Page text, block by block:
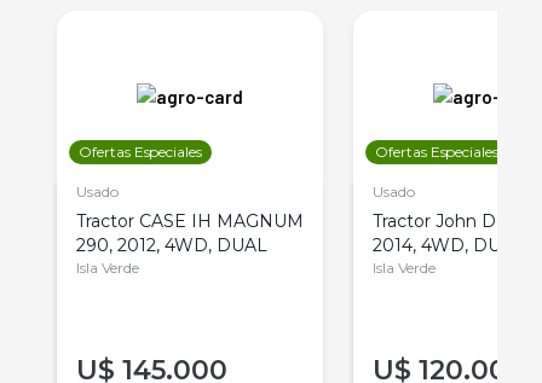
Ofertas Especiales
Usado
Tractor CASE IH MAGNUM
290, 2012, 4WD, DUAL
Isla Verde
U$ 145.000
Ofertas Especiales
Usado
Tractor John Deere
2014, 4WD, DUAL
Isla Verde
U$ 120.000